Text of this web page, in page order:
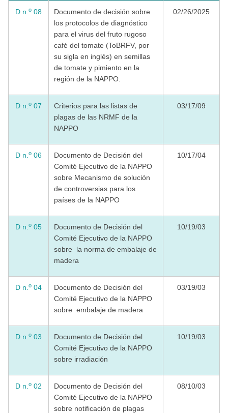
D n. o 08
Documento de decisión sobre
los protocolos de diagnóstico
para el virus del fruto rugoso
café del tomate (ToBRFV, por
su sigla en inglés) en semillas
de tomate y pimiento en la
región de la NAPPO.
02/26/2025
D n. o 07
Criterios para las listas de
plagas de las NRMF de la
NAPPO
03/17/09
D n. o 06
Documento de Decisión del
Comité Ejecutivo de la NAPPO
sobre Mecanismo de solución
de controversias para los
países de la NAPPO
10/17/04
D n. o 05
Documento de Decisión del
Comité Ejecutivo de la NAPPO
sobre la norma de embalaje de
madera
10/19/03
D n. o 04
Documento de Decisión del
Comité Ejecutivo de la NAPPO
sobre embalaje de madera
03/19/03
D n. o 03
Documento de Decisión del
Comité Ejecutivo de la NAPPO
sobre irradiación
10/19/03
D n. o 02
Documento de Decisión del
Comité Ejecutivo de la NAPPO
sobre notificación de plagas
08/10/03